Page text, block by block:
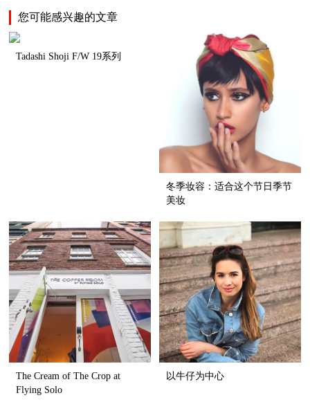
您可能感兴趣的文章
Tadashi Shoji F/W 19系列
冬季妆容：适合这个节日季节
美妆
The Cream of The Crop at
Flying Solo
以牛仔为中心